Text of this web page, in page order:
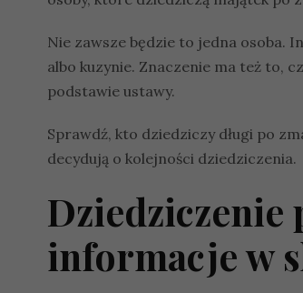
Nie zawsze będzie to jedna osoba.
albo kuzynie. Znaczenie ma też to,
podstawie ustawy.
Sprawdź, kto dziedziczy długi po
decydują o kolejności dziedziczenia.
Dziedziczenie
informacje w